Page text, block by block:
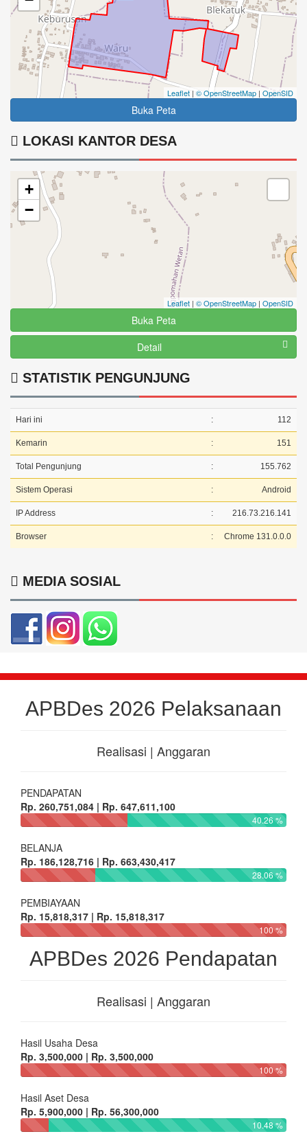
Leaflet | © OpenStreetMap | OpenSID
Buka Peta
LOKASI KANTOR DESA
+
−
Leaflet | © OpenStreetMap | OpenSID
Buka Peta
Detail
STATISTIK PENGUNJUNG
Hari ini : 112
Kemarin : 151
Total Pengunjung : 155.762
Sistem Operasi : Android
IP Address : 216.73.216.141
Browser : Chrome 131.0.0.0
MEDIA SOSIAL
APBDes 2026 Pelaksanaan
Realisasi | Anggaran
PENDAPATAN
Rp. 260,751,084 | Rp. 647,611,100
40.26 %
BELANJA
Rp. 186,128,716 | Rp. 663,430,417
28.06 %
PEMBIAYAAN
Rp. 15,818,317 | Rp. 15,818,317
100 %
APBDes 2026 Pendapatan
Realisasi | Anggaran
Hasil Usaha Desa
Rp. 3,500,000 | Rp. 3,500,000
100 %
Hasil Aset Desa
Rp. 5,900,000 | Rp. 56,300,000
10.48 %